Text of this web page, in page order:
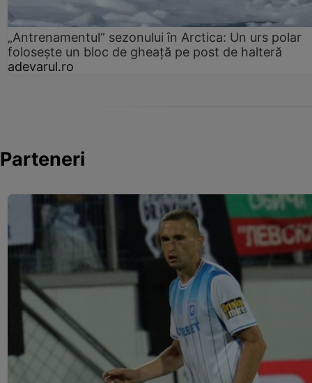
„Antrenamentul” sezonului în Arctica: Un urs polar
folosește un bloc de gheață pe post de halteră
adevarul.ro
Parteneri